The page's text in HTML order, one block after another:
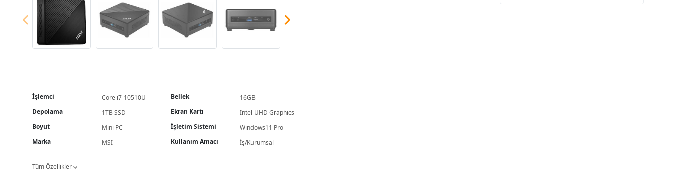
İşlemci Core i7-10510U Bellek
16GB
Depolama
1TB SSD Ekran Kartı
Intel UHD Graphics
Boyut
Mini PC İşletim Sistemi
Windows11 Pro
Marka
MSI Kullanım Amacı İş/Kurumsal
Tüm Özellikler